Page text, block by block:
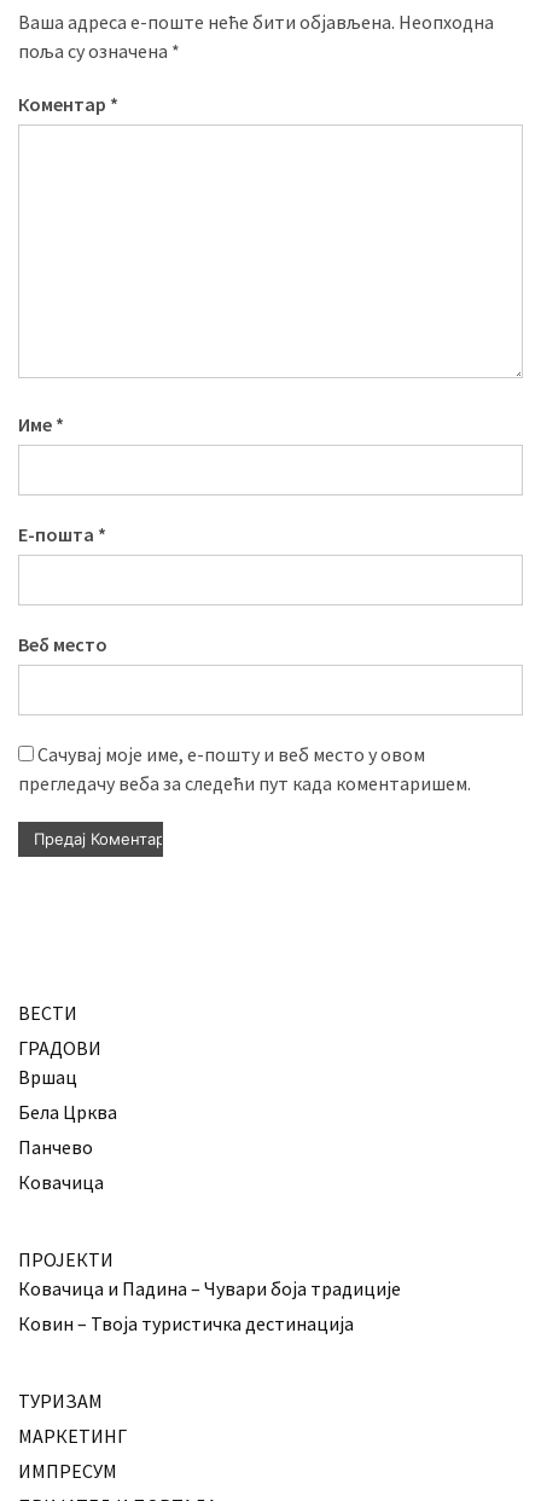
Ваша адреса е-поште неће бити објављена. Неопходна
поља су означена *
Коментар *
Име *
Е-пошта *
Веб место
Сачувај моје име, е-пошту и веб место у овом
прегледачу веба за следећи пут када коментаришем.
ВЕСТИ
ГРАДОВИ
Вршац
Бела Црква
Панчево
Ковачица
ПРОЈЕКТИ
Ковачица и Падина – Чувари боја традиције
Ковин – Твоја туристичка дестинација
ТУРИЗАМ
МАРКЕТИНГ
ИМПРЕСУМ